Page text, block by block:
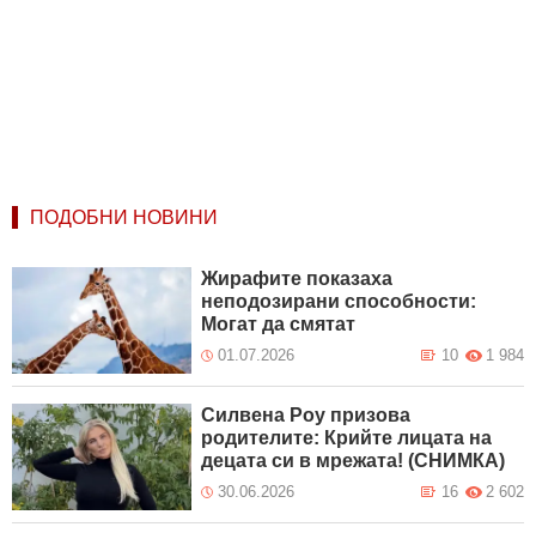
ПОДОБНИ НОВИНИ
Жирафите показаха
неподозирани способности:
Могат да смятат
01.07.2026 1 984
10
Силвена Роу призова
родителите: Крийте лицата на
децата си в мрежата! (СНИМКА)
30.06.2026 2 602
16